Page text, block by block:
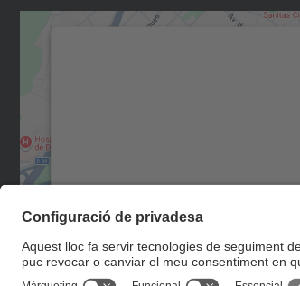
Més Informació
Accepta